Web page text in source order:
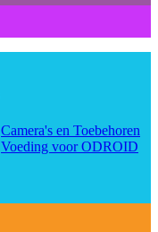
Camera's en Toebehoren
Voeding voor ODROID